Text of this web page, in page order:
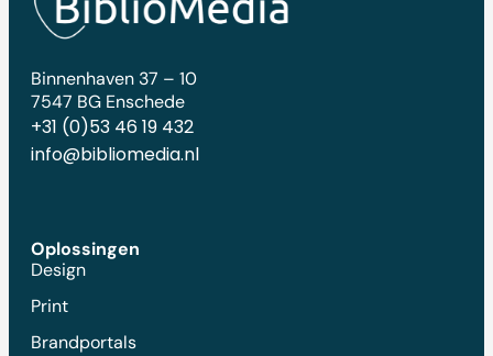
Binnenhaven 37 – 10
7547 BG Enschede
+31 (0)53 46 19 432
info@bibliomedia.nl
Oplossingen
Design
Print
Brandportals